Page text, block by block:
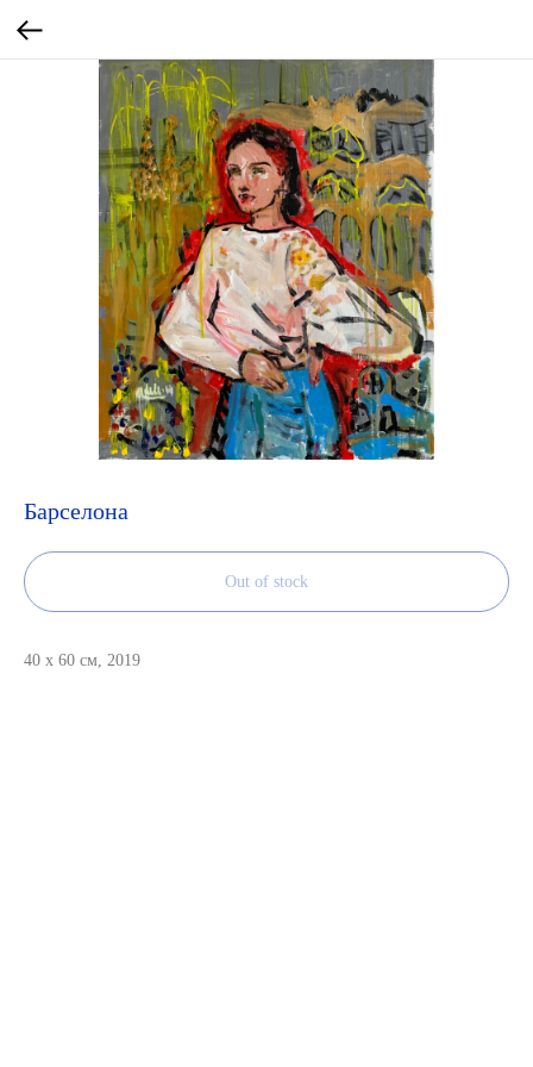
Барселона
Out of stock
40 x 60 см, 2019